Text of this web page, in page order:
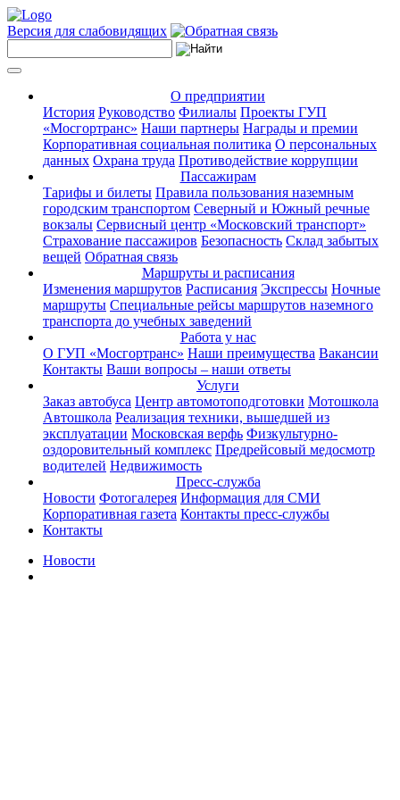
Версия для слабовидящих
О предприятии
История Руководство Филиалы Проекты ГУП
«Мосгортранс» Наши партнеры Награды и премии
Корпоративная социальная политика О персональных
данных Охрана труда Противодействие коррупции
Пассажирам
Тарифы и билеты Правила пользования наземным
городским транспортом Северный и Южный речные
вокзалы Сервисный центр «Московский транспорт»
Страхование пассажиров Безопасность Склад забытых
вещей Обратная связь
Маршруты и расписания
Изменения маршрутов Расписания Экспрессы Ночные
маршруты Специальные рейсы маршрутов наземного
транспорта до учебных заведений
Работа у нас
О ГУП «Мосгортранс» Наши преимущества Вакансии
Контакты Ваши вопросы – наши ответы
Услуги
Заказ автобуса Центр автомотоподготовки Мотошкола
Автошкола Реализация техники, вышедшей из
эксплуатации Московская верфь Физкультурно-
оздоровительный комплекс Предрейсовый медосмотр
водителей Недвижимость
Пресс-служба
Новости Фотогалерея Информация для СМИ
Корпоративная газета Контакты пресс-службы
Контакты
Новости